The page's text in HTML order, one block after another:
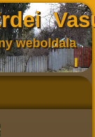
weboldala